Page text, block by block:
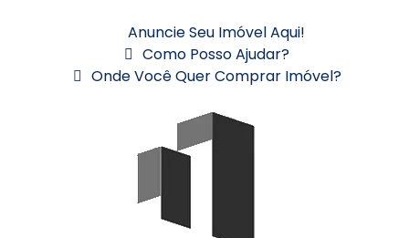
Anuncie Seu Imóvel Aqui!
Como Posso Ajudar?
Onde Você Quer Comprar Imóvel?